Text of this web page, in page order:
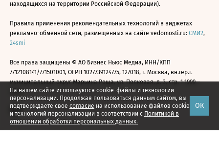
На нашем сайте используются cookie-файлы и технологии
персонализации. Продолжая пользоваться данным сайтом, вы
подтверждаете свое согласие на использование файлов cookie
и технологий персонализации в соответствии с Политикой в
отношении обработки персональных данных.
ОК
находящихся на территории Российской Федерации).
Правила применения рекомендательных технологий в виджетах
рекламно-обменной сети, размещенных на сайте vedomosti.ru: СМИ2,
24smi
Все права защищены © АО Бизнес Ньюс Медиа, ИНН/КПП
7712108141/771501001, ОГРН 1027739124775, 127018, г. Москва, вн.тер.г.
муниципальный округ Марьина Роща, ул. Полковая, д. 3, стр. 1 1999—
2026